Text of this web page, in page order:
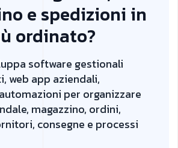
e spedizioni in
ordinato?
software gestionali
web app aziendali,
per organizzare
magazzino, ordini,
consegne e processi